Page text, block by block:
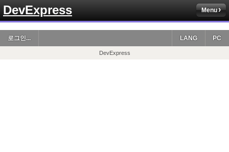
DevExpress Menu
로그인... PC
LANG
DevExpress